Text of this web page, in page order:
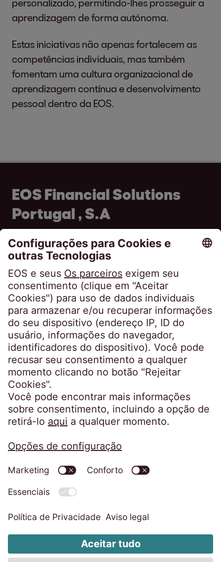
personalizado, permitindo-lhes prosseguir a
aprendizagem de forma autónoma.
Estas iniciativas não apenas fortalecem as
competências individuais, mas também
fomentam uma cultura organizacional de
aprendizagem contínua e desenvolvimento
pessoal dentro da EOS.
EOS Financial Solutions
Portugal , S.A
Av. do Colégio Militar 37F - 1ºB
1500-180 Lisboa
Portugal
info@eos-portugal.pt
Aviso de Privacidade
Código de Conduta Whistleblower System
Alterar definições de cookies